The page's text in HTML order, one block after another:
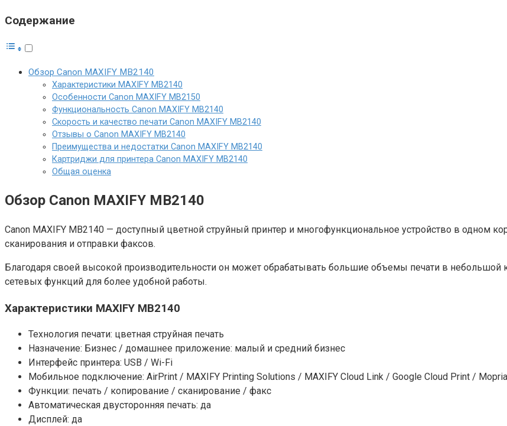
Содержание
Обзор Canon MAXIFY MB2140
Характеристики MAXIFY MB2140
Особенности Canon MAXIFY MB2150
Функциональность Canon MAXIFY MB2140
Скорость и качество печати Canon MAXIFY MB2140
Отзывы о Canon MAXIFY MB2140
Преимущества и недостатки Canon MAXIFY MB2140
Картриджи для принтера Canon MAXIFY MB2140
Общая оценка
Обзор Canon MAXIFY MB2140
Canon MAXIFY MB2140 — доступный цветной струйный принтер и многофункциональное устройство в одном
сканирования и отправки факсов.
Благодаря своей высокой производительности он может обрабатывать большие объемы печати в
сетевых функций для более удобной работы.
Характеристики MAXIFY MB2140
Технология печати: цветная струйная печать
Назначение: Бизнес / домашнее приложение: малый и средний бизнес
Интерфейс принтера: USB / Wi-Fi
Мобильное подключение: AirPrint / MAXIFY Printing Solutions / MAXIFY Cloud Link / Google Cloud Print / Mopria
Функции: печать / копирование / сканирование / факс
Автоматическая двусторонняя печать: да
Дисплей: да